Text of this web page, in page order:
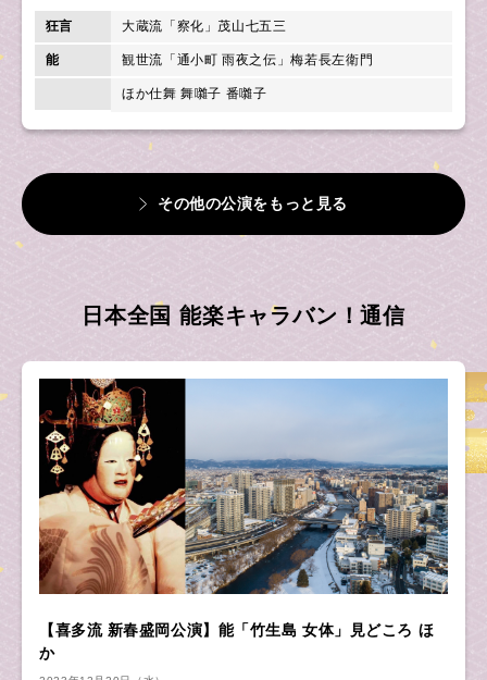
狂言 大蔵流「察化」茂山七五三
能 観世流「通小町 雨夜之伝」梅若長左衛門
ほか仕舞 舞囃子 番囃子
その他の公演をもっと見る
日本全国 能楽キャラバン！通信
【喜多流 新春盛岡公演】能「竹生島 女体」見どころ ほ
か